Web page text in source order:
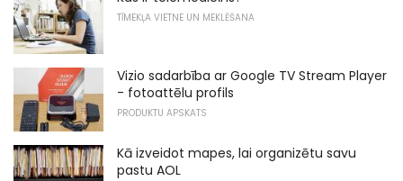
TĪMEKĻA VIETNE UN MEKLĒŠANA
Vizio sadarbība ar Google TV Stream Player
- fotoattēlu profils
PRODUKTU APSKATS
Kā izveidot mapes, lai organizētu savu
pastu AOL